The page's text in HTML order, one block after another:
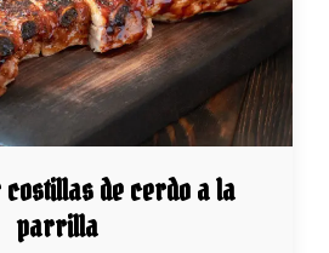
costillas de cerdo a la
parrilla